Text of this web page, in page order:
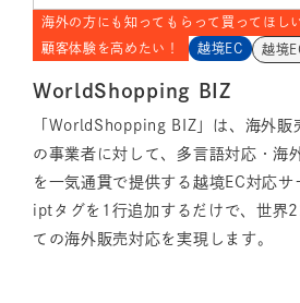
海外の方にも知ってもらって買ってほし
顧客体験を高めたい！
越境EC 越境
WorldShopping BIZ
「WorldShopping BIZ」は、海外販
の事業者に対して、多言語対応・海
を一気通貫で提供する越境EC対応
iptタグを1行追加するだけで、世界
ての海外販売対応を実現します。